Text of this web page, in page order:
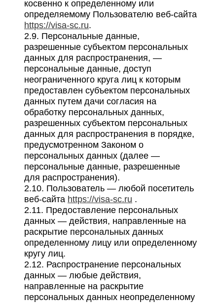
косвенно к определенному или
определяемому Пользователю веб-сайта
https://visa-sc.ru.
2.9. Персональные данные,
разрешенные субъектом персональных
данных для распространения, —
персональные данные, доступ
неограниченного круга лиц к которым
предоставлен субъектом персональных
данных путем дачи согласия на
обработку персональных данных,
разрешенных субъектом персональных
данных для распространения в порядке,
предусмотренном Законом о
персональных данных (далее —
персональные данные, разрешенные
для распространения).
2.10. Пользователь — любой посетитель
веб-сайта https://visa-sc.ru .
2.11. Предоставление персональных
данных — действия, направленные на
раскрытие персональных данных
определенному лицу или определенному
кругу лиц.
2.12. Распространение персональных
данных — любые действия,
направленные на раскрытие
персональных данных неопределенному